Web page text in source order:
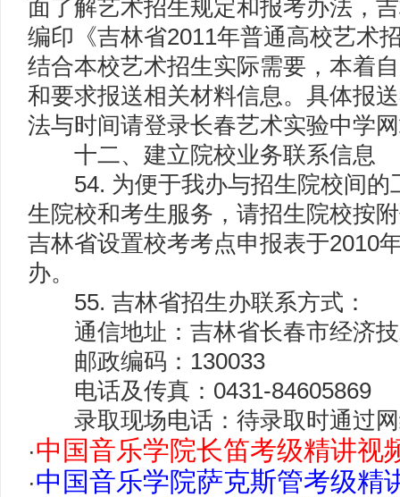
面了解艺术招生规定和报考办法，
编印《吉林省2011年普通高校艺术
结合本校艺术招生实际需要，本着
和要求报送相关材料信息。具体报
法与时间请登录长春艺术实验中学
十二、建立院校业务联系信息
54. 为便于我办与招生院校间的
生院校和考生服务，请招生院校按
吉林省设置校考考点申报表于2010
办。
55. 吉林省招生办联系方式：
通信地址：吉林省长春市经济技
邮政编码：130033
电话及传真：0431-84605869
录取现场电话：待录取时通过网
·中国音乐学院长笛考级精讲视
·中国音乐学院萨克斯管考级精